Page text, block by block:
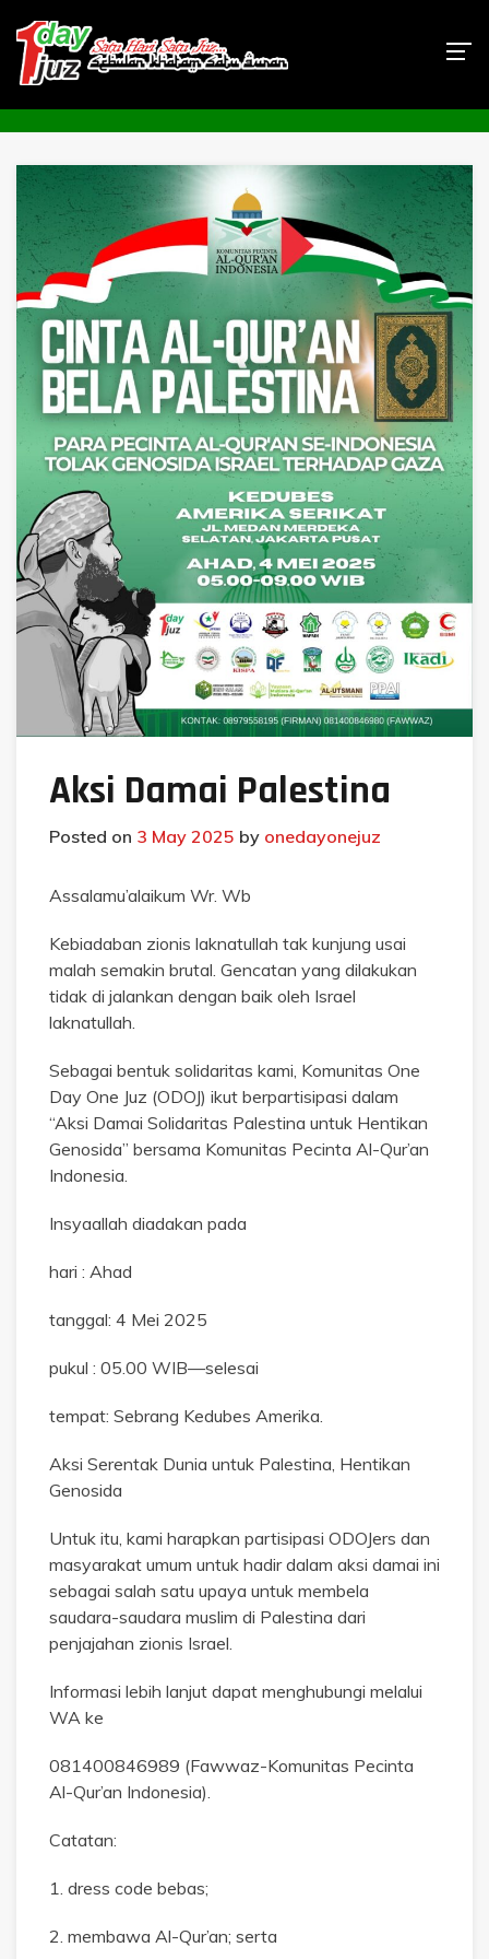
Aksi Damai Palestina
Posted on 3 May 2025 by onedayonejuz
Assalamu’alaikum Wr. Wb
Kebiadaban zionis laknatullah tak kunjung usai
malah semakin brutal. Gencatan yang dilakukan
tidak di jalankan dengan baik oleh Israel
laknatullah.
Sebagai bentuk solidaritas kami, Komunitas One
Day One Juz (ODOJ) ikut berpartisipasi dalam
“Aksi Damai Solidaritas Palestina untuk Hentikan
Genosida” bersama Komunitas Pecinta Al-Qur’an
Indonesia.
Insyaallah diadakan pada
hari : Ahad
tanggal: 4 Mei 2025
pukul : 05.00 WIB—selesai
tempat: Sebrang Kedubes Amerika.
Aksi Serentak Dunia untuk Palestina, Hentikan
Genosida
Untuk itu, kami harapkan partisipasi ODOJers dan
masyarakat umum untuk hadir dalam aksi damai ini
sebagai salah satu upaya untuk membela
saudara-saudara muslim di Palestina dari
penjajahan zionis Israel.
Informasi lebih lanjut dapat menghubungi melalui
WA ke
081400846989 (Fawwaz-Komunitas Pecinta
Al-Qur’an Indonesia).
Catatan:
1. dress code bebas;
2. membawa Al-Qur’an; serta